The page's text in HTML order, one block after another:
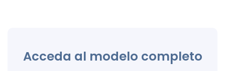
Acceda al modelo completo